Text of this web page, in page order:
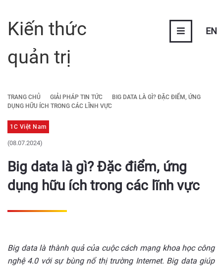
EN
Kiến thức
quản trị
TRANG CHỦ GIẢI PHÁP TIN TỨC
BIG DATA LÀ GÌ? ĐẶC ĐIỂM, ỨNG
DỤNG HỮU ÍCH TRONG CÁC LĨNH VỰC
1C Việt Nam
(08.07.2024)
Big data là gì? Đặc điểm, ứng
dụng hữu ích trong các lĩnh vực
Big data là thành quả của cuộc cách mạng khoa học công
nghệ 4.0 với sự bùng nổ thị trường Internet. Big data giúp